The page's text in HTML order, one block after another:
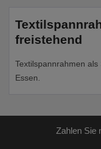
freistehend
Textilspannrahmen
Essen.
Zahlen Sie